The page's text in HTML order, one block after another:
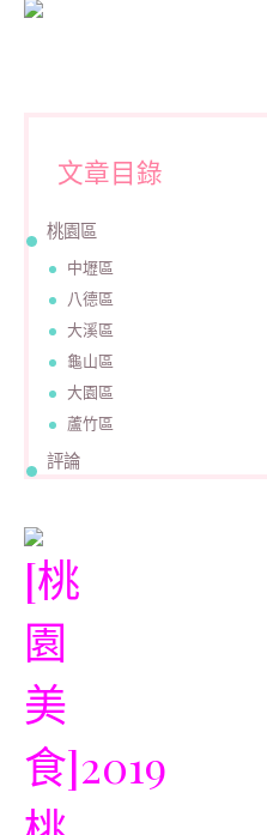
文章目錄
桃園區
中壢區
八德區
大溪區
龜山區
大園區
蘆竹區
評論